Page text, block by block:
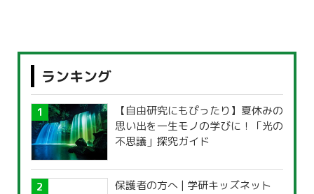
ランキング
【自由研究にもぴったり】夏休みの
思い出を一生モノの学びに！「光の
不思議」探究ガイド
保護者の方へ | 学研キッズネット